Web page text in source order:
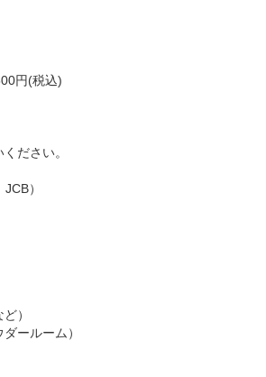
円(税込)
ださい。
）
）
ールーム）